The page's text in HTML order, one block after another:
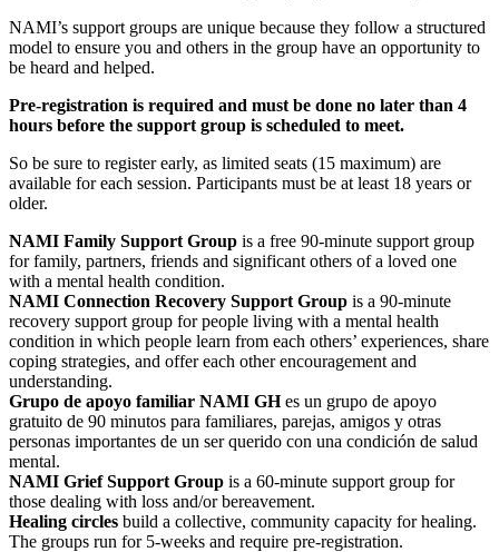
NAMI’s support groups are unique because they follow a structured
model to ensure you and others in the group have an opportunity to
be heard and helped.
Pre-registration is required and must be done no later than 4
hours before the support group is scheduled to meet.
So be sure to register early, as limited seats (15 maximum) are
available for each session. Participants must be at least 18 years or
older.
NAMI Family Support Group is a free 90-minute support group
for family, partners, friends and significant others of a loved one
with a mental health condition.
NAMI Connection Recovery Support Group is a 90-minute
recovery support group for people living with a mental health
condition in which people learn from each others’ experiences, share
coping strategies, and offer each other encouragement and
understanding.
Grupo de apoyo familiar NAMI GHes un grupo de apoyo
gratuito de 90 minutos para familiares, parejas, amigos y otras
personas importantes de un ser querido con una condición de salud
mental.
NAMI Grief Support Group is a 60-minute support group for
those dealing with loss and/or bereavement.
Healing circles build a collective, community capacity for healing.
The groups run for 5-weeks and require pre-registration.